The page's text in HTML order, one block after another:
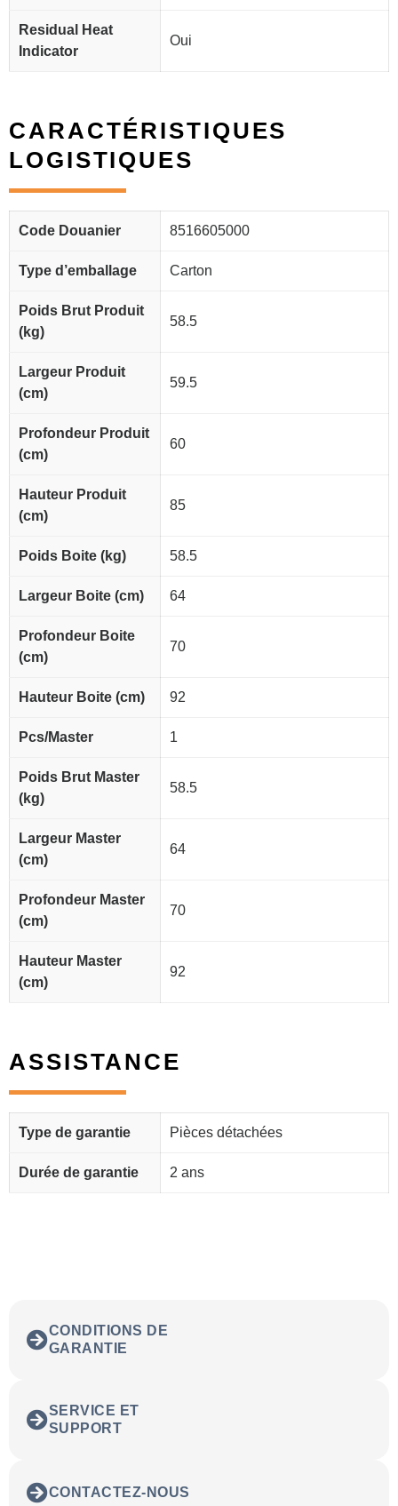
Residual Heat
Indicator
Oui
CARACTÉRISTIQUES
LOGISTIQUES
Code Douanier 8516605000
Type d’emballage Carton
Poids Brut Produit
(kg)
58.5
Largeur Produit
(cm)
59.5
Profondeur Produit
(cm)
60
Hauteur Produit
(cm)
85
Poids Boite (kg) 58.5
Largeur Boite (cm) 64
Profondeur Boite
(cm)
70
Hauteur Boite (cm) 92
Pcs/Master 1
Poids Brut Master
(kg)
58.5
Largeur Master
(cm)
64
Profondeur Master
(cm)
70
Hauteur Master
(cm)
92
ASSISTANCE
Type de garantie Pièces détachées
Durée de garantie 2 ans
CONDITIONS DE
GARANTIE
SERVICE ET
SUPPORT
CONTACTEZ-NOUS